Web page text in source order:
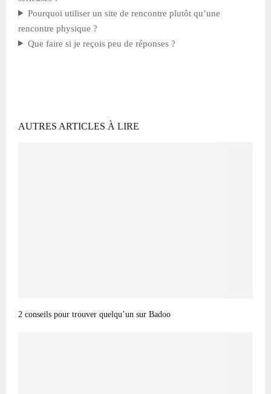
Pourquoi utiliser un site de rencontre plutôt qu’une
rencontre physique ?
Que faire si je reçois peu de réponses ?
AUTRES ARTICLES À LIRE
2 conseils pour trouver quelqu’un sur Badoo